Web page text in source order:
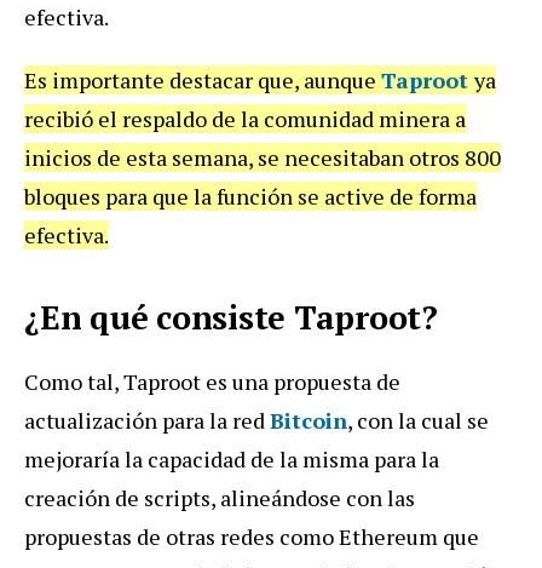
efectiva.
Es importante destacar que, aunque Taprootya
recibió el respaldo de la comunidad minera a
inicios de esta semana, se necesitaban otros 800
bloques para que la función se active de forma
efectiva.
¿En qué consiste Taproot?
Como tal, Taproot es una propuesta de
actualización para la redBitcoin, con la cual se
mejoraría la capacidad de la misma para la
creación de scripts, alineándose con las
propuestas de otras redes como Ethereum que